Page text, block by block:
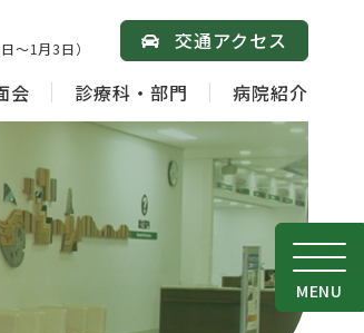
～1月3日）
交通アクセス
会 診療科・部門 病院紹介
MENU